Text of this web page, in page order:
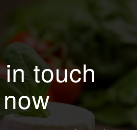
touch
now